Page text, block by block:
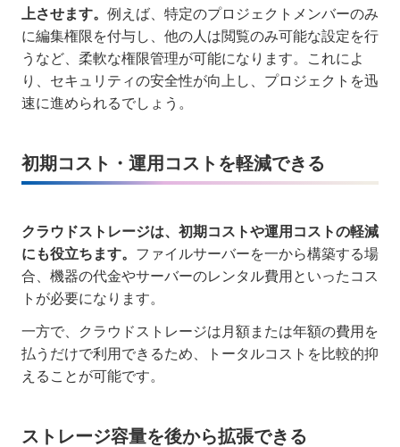
上させます。 例えば、特定のプロジェクトメンバーのみ
に編集権限を付与し、他の人は閲覧のみ可能な設定を行
うなど、柔軟な権限管理が可能になります。これによ
り、セキュリティの安全性が向上し、プロジェクトを迅
速に進められるでしょう。
初期コスト・運用コストを軽減できる
クラウドストレージは、初期コストや運用コストの軽減
にも役立ちます。 ファイルサーバーを一から構築する場
合、機器の代金やサーバーのレンタル費用といったコス
トが必要になります。
一方で、クラウドストレージは月額または年額の費用を
払うだけで利用できるため、トータルコストを比較的抑
えることが可能です。
ストレージ容量を後から拡張できる